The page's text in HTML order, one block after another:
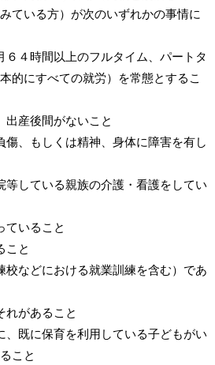
ている方）が次のいずれかの事情に
４時間以上のフルタイム、パートタ
的にすべての就労）を常態とするこ
産後間がないこと
、もしくは精神、身体に障害を有し
している親族の介護・看護をしてい
ていること
こと
などにおける就業訓練を含む）であ
れがあること
既に保育を利用している子どもがい
こと